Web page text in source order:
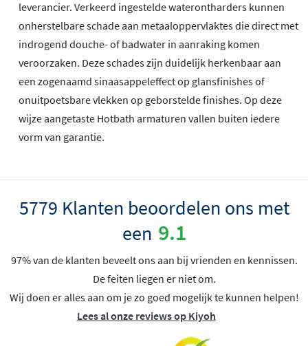
leverancier. Verkeerd ingestelde waterontharders kunnen
onherstelbare schade aan metaaloppervlaktes die direct met
indrogend douche- of badwater in aanraking komen
veroorzaken. Deze schades zijn duidelijk herkenbaar aan
een zogenaamd sinaasappeleffect op glansfinishes of
onuitpoetsbare vlekken op geborstelde finishes. Op deze
wijze aangetaste Hotbath armaturen vallen buiten iedere
vorm van garantie.
5779 Klanten beoordelen ons met
een 9.1
97% van de klanten beveelt ons aan bij vrienden en kennissen.
De feiten liegen er niet om.
Wij doen er alles aan om je zo goed mogelijk te kunnen helpen!
Lees al onze reviews op Kiyoh